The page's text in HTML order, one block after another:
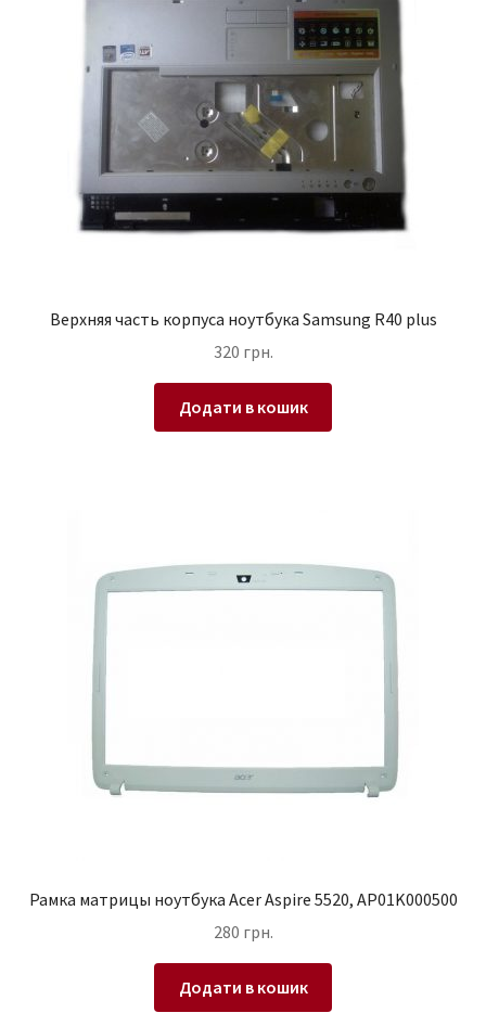
Верхняя часть корпуса ноутбука Samsung R40 plus
320 грн.
Додати в кошик
Рамка матрицы ноутбука Acer Aspire 5520, AP01K000500
280 грн.
Додати в кошик